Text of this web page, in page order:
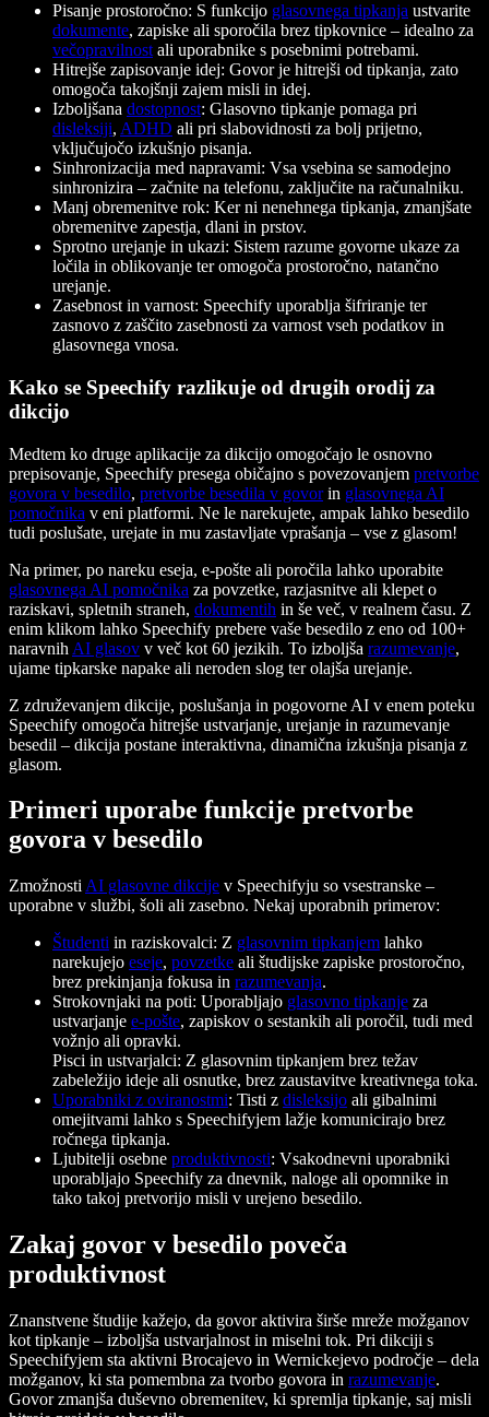
Pisanje prostoročno: S funkcijo glasovnega tipkanja ustvarite
dokumente, zapiske ali sporočila brez tipkovnice – idealno za
večopravilnost ali uporabnike s posebnimi potrebami.
Hitrejše zapisovanje idej: Govor je hitrejši od tipkanja, zato
omogoča takojšnji zajem misli in idej.
Izboljšana dostopnost: Glasovno tipkanje pomaga pri
disleksiji, ADHD ali pri slabovidnosti za bolj prijetno,
vključujočo izkušnjo pisanja.
Sinhronizacija med napravami: Vsa vsebina se samodejno
sinhronizira – začnite na telefonu, zaključite na računalniku.
Manj obremenitve rok: Ker ni nenehnega tipkanja, zmanjšate
obremenitve zapestja, dlani in prstov.
Sprotno urejanje in ukazi: Sistem razume govorne ukaze za
ločila in oblikovanje ter omogoča prostoročno, natančno
urejanje.
Zasebnost in varnost: Speechify uporablja šifriranje ter
zasnovo z zaščito zasebnosti za varnost vseh podatkov in
glasovnega vnosa.
Kako se Speechify razlikuje od drugih orodij za
dikcijo
Medtem ko druge aplikacije za dikcijo omogočajo le osnovno
prepisovanje, Speechify presega običajno s povezovanjem pretvorbe
govora v besedilo, pretvorbe besedila v govorin glasovnega AI
pomočnika v eni platformi. Ne le narekujete, ampak lahko besedilo
tudi poslušate, urejate in mu zastavljate vprašanja – vse z glasom!
Na primer, po nareku eseja, e-pošte ali poročila lahko uporabite
glasovnega AI pomočnika za povzetke, razjasnitve ali klepet o
raziskavi, spletnih straneh, dokumentih in še več, v realnem času. Z
enim klikom lahko Speechify prebere vaše besedilo z eno od 100+
naravnih AI glasov v več kot 60 jezikih. To izboljša razumevanje,
ujame tipkarske napake ali neroden slog ter olajša urejanje.
Z združevanjem dikcije, poslušanja in pogovorne AI v enem poteku
Speechify omogoča hitrejše ustvarjanje, urejanje in razumevanje
besedil – dikcija postane interaktivna, dinamična izkušnja pisanja z
glasom.
Primeri uporabe funkcije pretvorbe
govora v besedilo
Zmožnosti AI glasovne dikcije v Speechifyju so vsestranske –
uporabne v službi, šoli ali zasebno. Nekaj uporabnih primerov:
Študenti in raziskovalci: Z glasovnim tipkanjem lahko
narekujejo eseje, povzetke ali študijske zapiske prostoročno,
brez prekinjanja fokusa in razumevanja.
Strokovnjaki na poti: Uporabljajo glasovno tipkanje za
ustvarjanje e-pošte, zapiskov o sestankih ali poročil, tudi med
vožnjo ali opravki.
Pisci in ustvarjalci: Z glasovnim tipkanjem brez težav
zabeležijo ideje ali osnutke, brez zaustavitve kreativnega toka.
Uporabniki z oviranostmi: Tisti z disleksijo ali gibalnimi
omejitvami lahko s Speechifyjem lažje komunicirajo brez
ročnega tipkanja.
Ljubitelji osebne produktivnosti: Vsakodnevni uporabniki
uporabljajo Speechify za dnevnik, naloge ali opomnike in
tako takoj pretvorijo misli v urejeno besedilo.
Zakaj govor v besedilo poveča
produktivnost
Znanstvene študije kažejo, da govor aktivira širše mreže možganov
kot tipkanje – izboljša ustvarjalnost in miselni tok. Pri dikciji s
Speechifyjem sta aktivni Brocajevo in Wernickejevo področje – dela
možganov, ki sta pomembna za tvorbo govora in razumevanje.
Govor zmanjša duševno obremenitev, ki spremlja tipkanje, saj misli